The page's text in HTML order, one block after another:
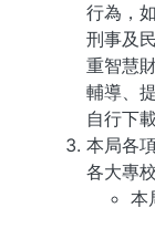
行為，
刑事及
重智慧
輔導、
自行下
本局各
各大專
本